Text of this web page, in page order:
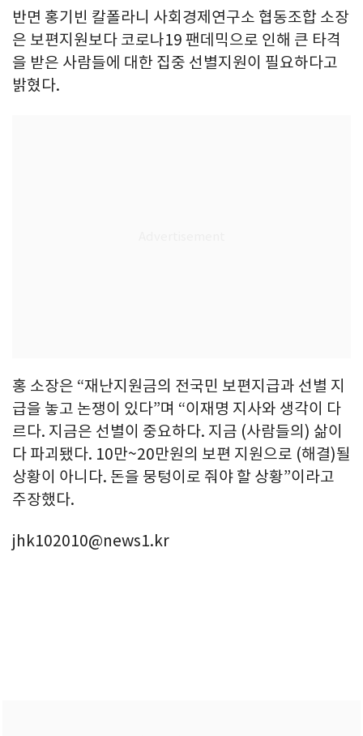
반면 홍기빈 칼폴라니 사회경제연구소 협동조합 소장
은 보편지원보다 코로나19 팬데믹으로 인해 큰 타격
을 받은 사람들에 대한 집중 선별지원이 필요하다고
밝혔다.
홍 소장은 “재난지원금의 전국민 보편지급과 선별 지
급을 놓고 논쟁이 있다”며 “이재명 지사와 생각이 다
르다. 지금은 선별이 중요하다. 지금 (사람들의) 삶이
다 파괴됐다. 10만~20만원의 보편 지원으로 (해결)될
상황이 아니다. 돈을 뭉텅이로 줘야 할 상황”이라고
주장했다.
jhk102010@news1.kr